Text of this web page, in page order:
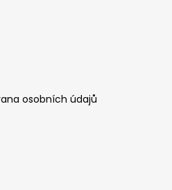
osobních údajů